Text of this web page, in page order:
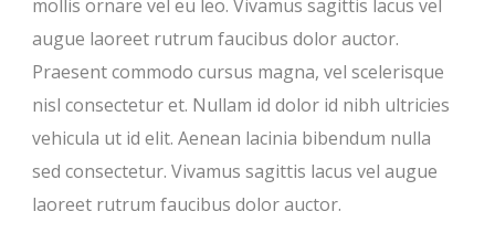
mollis ornare vel eu leo. Vivamus sagittis lacus vel
augue laoreet rutrum faucibus dolor auctor.
Praesent commodo cursus magna, vel scelerisque
nisl consectetur et. Nullam id dolor id nibh ultricies
vehicula ut id elit. Aenean lacinia bibendum nulla
sed consectetur. Vivamus sagittis lacus vel augue
laoreet rutrum faucibus dolor auctor.